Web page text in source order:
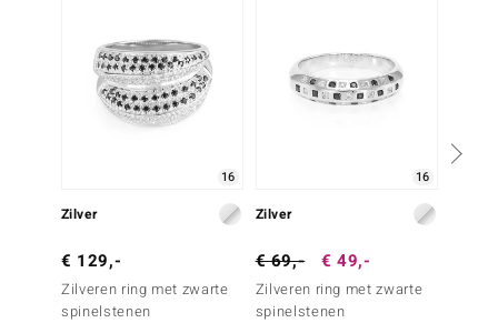
16
Zilver
€ 129,-
Zilveren ring met zwarte
spinelstenen
16
Zilver
€ 69,- € 49,-
Zilveren ring met zwarte
spinelstenen